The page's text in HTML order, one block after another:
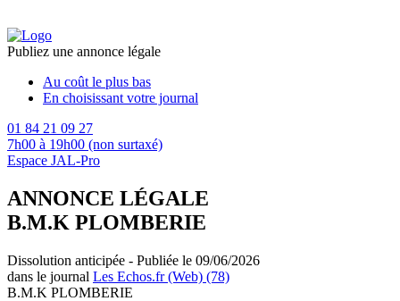
Publiez une annonce légale
Au coût le plus bas
En choisissant votre journal
01 84 21 09 27
7h00 à 19h00 (non surtaxé)
Espace JAL-Pro
ANNONCE LÉGALE
B.M.K PLOMBERIE
Dissolution anticipée - Publiée le 09/06/2026
dans le journal Les Echos.fr (Web) (78)
B.M.K PLOMBERIE